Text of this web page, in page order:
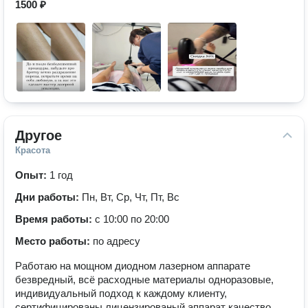
1500 ₽
Другое
Красота
Опыт: 1 год
Дни работы: Пн, Вт, Ср, Чт, Пт, Вс
Время работы: с 10:00 по 20:00
Место работы: по адресу
Работаю на мощном диодном лазерном аппарате
безвредный, всё расходные материалы одноразовые,
индивидуальный подход к каждому клиенту,